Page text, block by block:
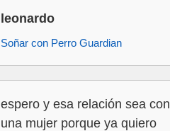
leonardo
Soñar con Perro Guardian
espero y esa relación sea con
una mujer porque ya quiero